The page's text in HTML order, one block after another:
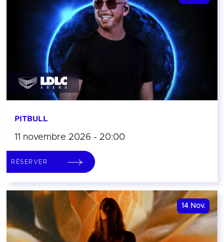
PITBULL
11 novembre 2026 - 20:00
RÉSERVER
14 Nov.